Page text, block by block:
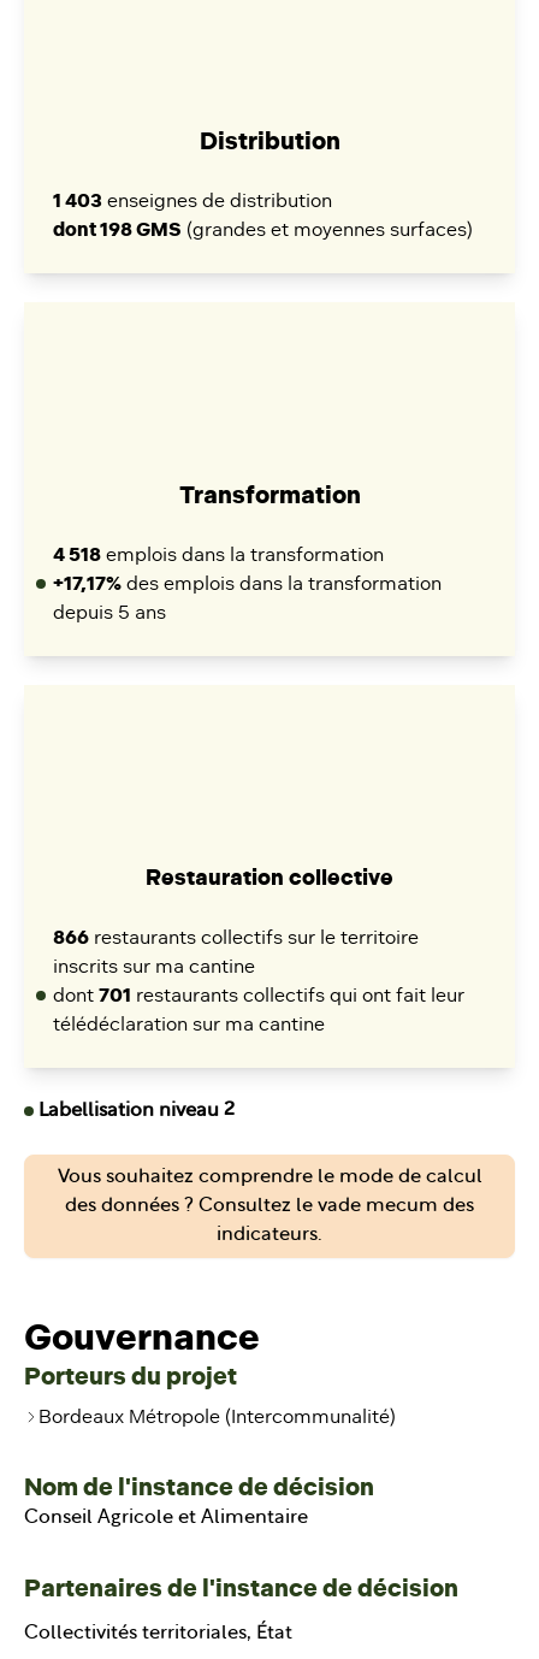
Distribution
1 403 enseignes de distribution
dont 198 GMS (grandes et moyennes surfaces)
Transformation
4 518 emplois dans la transformation
+17,17% des emplois dans la transformation
depuis 5 ans
Restauration collective
866 restaurants collectifs sur le territoire
inscrits sur ma cantine
dont 701 restaurants collectifs qui ont fait leur
télédéclaration sur ma cantine
Labellisation niveau 2
Vous souhaitez comprendre le mode de calcul
des données ? Consultez le vade mecum des
indicateurs.
Gouvernance
Porteurs du projet
Bordeaux Métropole (Intercommunalité)
Nom de l'instance de décision
Conseil Agricole et Alimentaire
Partenaires de l'instance de décision
Collectivités territoriales, État